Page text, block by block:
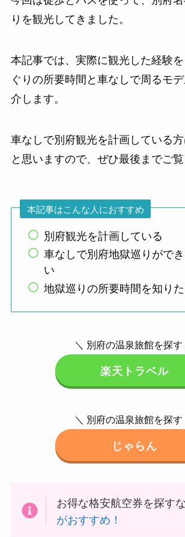
りを観光してきました。
本記事では、実際に観光した経験
ぐりの所要時間と車なしで周るモ
介します。
車なしで別府観光を計画している
と思いますので、ぜひ最後までご覧
本記事はこんな人におすすめ
別府観光を計画している
車なしで別府地獄巡りがで
い
地獄巡りの所要時間を知り
＼ 別府の温泉旅館を探す
楽天トラベル
＼ 別府の温泉旅館を探す
じゃらん
お得な格安航空券を探す
がおすすめ！